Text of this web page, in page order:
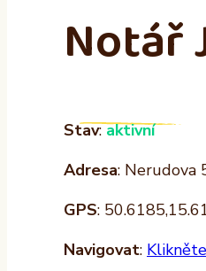
Notář
Stav:aktivní
Adresa: Nerudova
GPS:
Navigovat: